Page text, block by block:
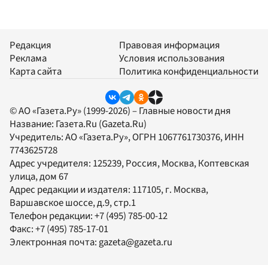
Редакция
Реклама
Карта сайта
Правовая информация
Условия использования
Политика конфиденциальности
© АО «Газета.Ру» (1999-2026) – Главные новости дня
Название: Газета.Ru (Gazeta.Ru)
Учредитель:АО «Газета.Ру», ОГРН 1067761730376, ИНН
7743625728
Адрес учредителя: 125239, Россия, Москва, Коптевская
улица, дом 67
Адрес редакции и издателя: 117105, г. Москва,
Варшавское шоссе, д.9, стр.1
Телефон редакции:+7 (495) 785-00-12
Факс:+7 (495) 785-17-01
Электронная почта:gazeta@gazeta.ru